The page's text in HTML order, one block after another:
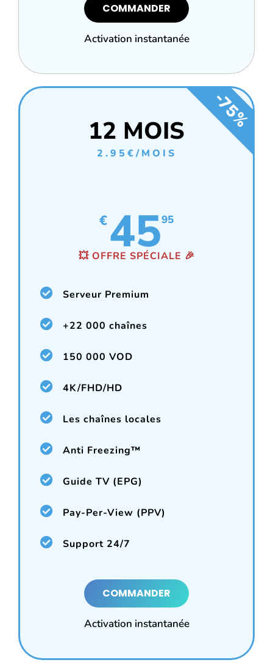
COMMANDER
Activation instantanée
12 MOIS
2.95€/MOIS
€4595
💥 OFFRE SPÉCIALE 🎉
Serveur Premium
+22 000 chaînes
150 000 VOD
4K/FHD/HD
Les chaînes locales
Anti Freezing™
Guide TV (EPG)
Pay-Per-View (PPV)
Support 24/7
COMMANDER
Activation instantanée
-75%